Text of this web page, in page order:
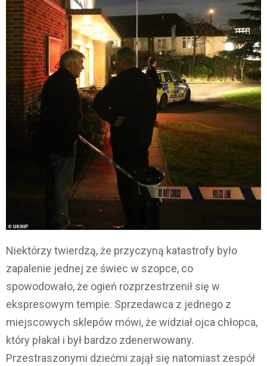
Niektórzy twierdzą, że przyczyną katastrofy było
zapalenie jednej ze świec w szopce, co
spowodowało, że ogień rozprzestrzenił się w
ekspresowym tempie. Sprzedawca z jednego z
miejscowych sklepów mówi, że widział ojca chłopca,
który płakał i był bardzo zdenerwowany.
Przestraszonymi dziećmi zajął się natomiast zespół